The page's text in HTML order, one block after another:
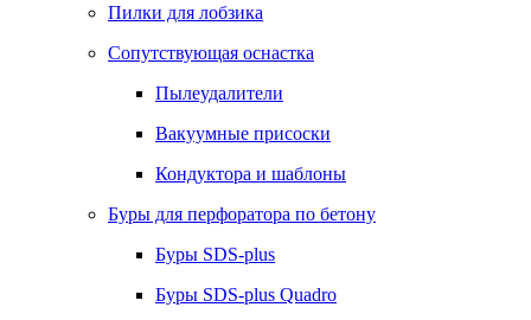
Пилки для лобзика
Сопутствующая оснастка
Пылеудалители
Вакуумные присоски
Кондуктора и шаблоны
Буры для перфоратора по бетону
Буры SDS-plus
Буры SDS-plus Quadro